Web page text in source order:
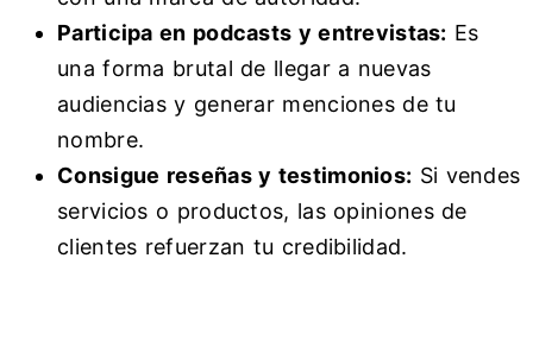
Participa en podcasts y entrevistas: Es
una forma brutal de llegar a nuevas
audiencias y generar menciones de tu
nombre.
Consigue reseñas y testimonios: Si vendes
servicios o productos, las opiniones de
clientes refuerzan tu credibilidad.